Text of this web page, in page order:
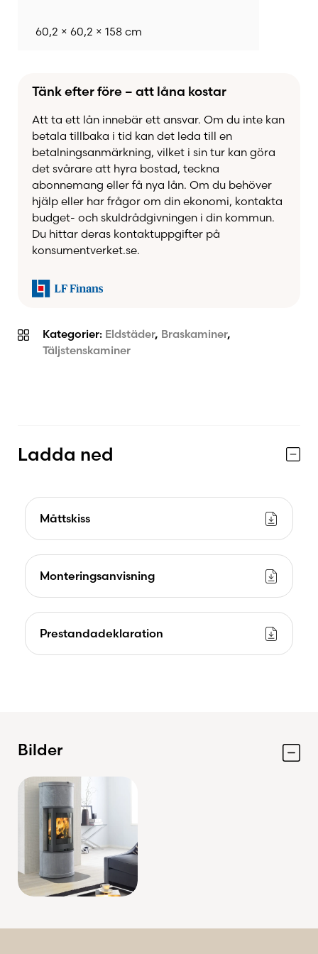
Kategorier: Eldstäder, Braskaminer,
Täljstenskaminer
60,2 × 60,2 × 158 cm
Tänk efter före – att låna kostar
Att ta ett lån innebär ett ansvar. Om du inte kan
betala tillbaka i tid kan det leda till en
betalningsanmärkning, vilket i sin tur kan göra
det svårare att hyra bostad, teckna
abonnemang eller få nya lån. Om du behöver
hjälp eller har frågor om din ekonomi, kontakta
budget- och skuldrådgivningen i din kommun.
Du hittar deras kontaktuppgifter på
konsumentverket.se.
Ladda ned
Måttskiss
Monteringsanvisning
Prestandadeklaration
Bilder